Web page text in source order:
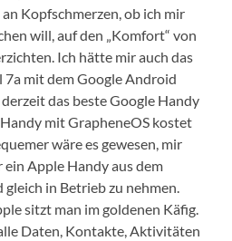
Kopfschmerzen, ob ich mir
will, auf den „Komfort“ von
Ich hätte mir auch das
7a mit dem Google Android
das beste Google Handy
mit GrapheneOS kostet
wäre es gewesen, mir
ein Apple Handy aus dem
in Betrieb zu nehmen.
sitzt man im goldenen Käfig.
Daten, Kontakte, Aktivitäten